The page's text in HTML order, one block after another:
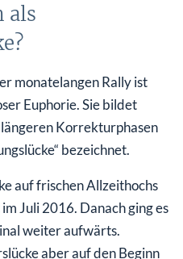
als
monatelangen Rally ist
Euphorie. Sie bildet
Korrekturphasen
bezeichnet.
auf frischen Allzeithochs
Juli 2016. Danach ging es
weiter aufwärts.
aber auf den Beginn